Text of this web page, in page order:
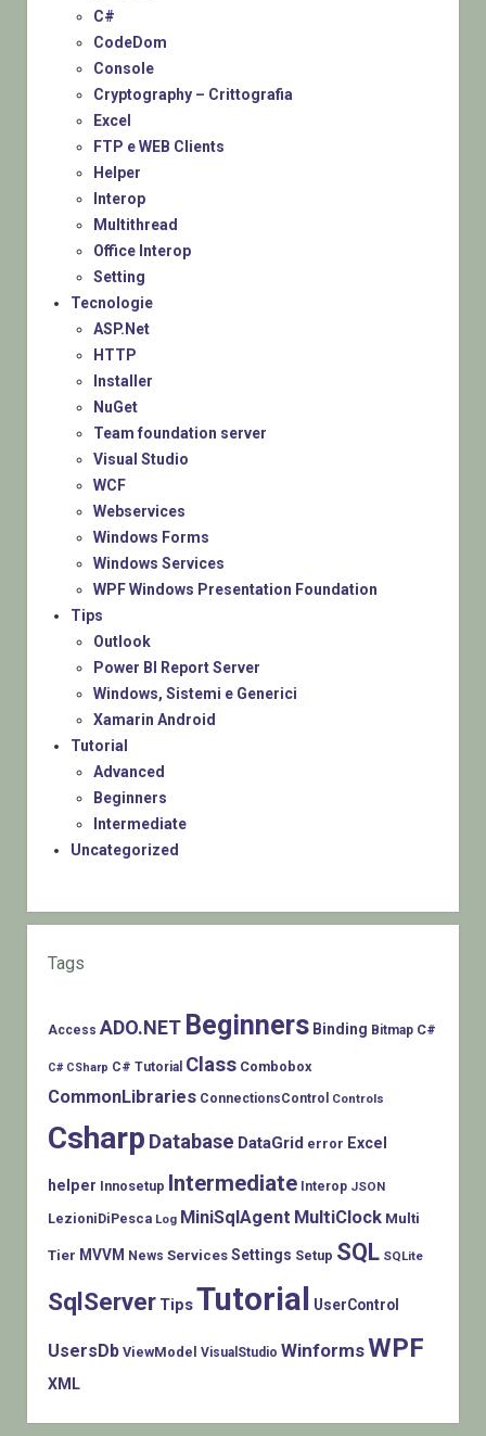
C#
CodeDom
Console
Cryptography – Crittografia
Excel
FTP e WEB Clients
Helper
Interop
Multithread
Office Interop
Setting
Tecnologie
ASP.Net
HTTP
Installer
NuGet
Team foundation server
Visual Studio
WCF
Webservices
Windows Forms
Windows Services
WPF Windows Presentation Foundation
Tips
Outlook
Power BI Report Server
Windows, Sistemi e Generici
Xamarin Android
Tutorial
Advanced
Beginners
Intermediate
Uncategorized
Tags
Access ADO.NET Beginners Binding Bitmap C#
C# CSharp C# Tutorial Class Combobox
CommonLibraries ConnectionsControl Controls
Csharp Database DataGrid error Excel
helper Innosetup Intermediate Interop JSON
LezioniDiPesca Log MiniSqlAgent MultiClock Multi
Tier MVVM News Services Settings Setup SQL SQLite
SqlServer TipsTutorial UserControl
UsersDb ViewModel VisualStudio WinformsWPF
XML